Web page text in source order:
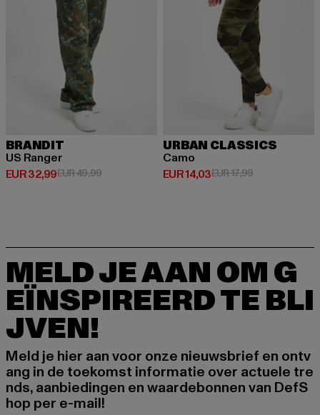
BRANDIT
US Ranger
EUR 32,99
Huidige prijs: EUR 32,99
EUR 49,99Actieprijs: EUR 49,99
URBAN CLASSICS
Camo
EUR 14,03
Huidige prijs: EUR 14,03
EUR 17,99Actieprijs: EUR
MELD JE AAN OM G
EÏNSPIREERD TE BLI
JVEN!
Meld je hier aan voor onze nieuwsbrief en ontv
ang in de toekomst informatie over actuele tre
nds, aanbiedingen en waardebonnen van DefS
hop per e-mail!